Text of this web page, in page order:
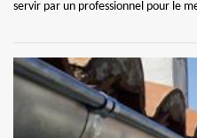
servir par un professionnel pour le